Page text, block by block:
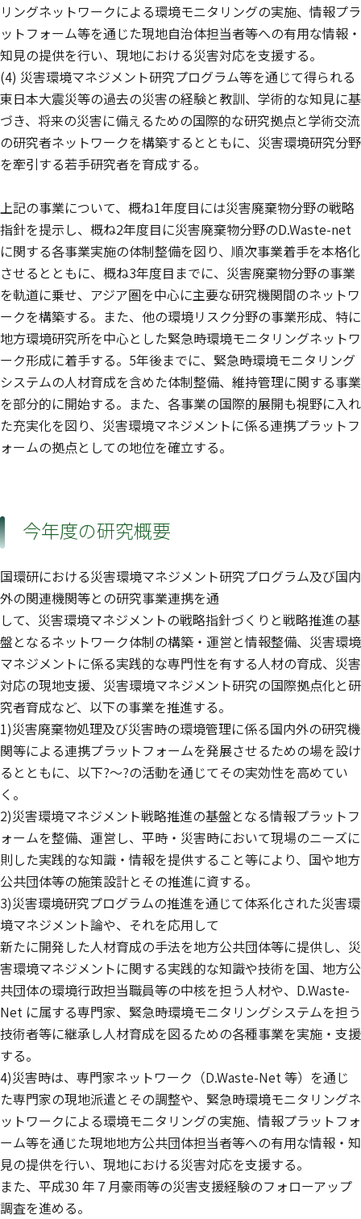
リングネットワークによる環境モニタリングの実施、情報プラ
ットフォーム等を通じた現地自治体担当者等への有用な情報・
知見の提供を行い、現地における災害対応を支援する。
(4) 災害環境マネジメント研究プログラム等を通じて得られる
東日本大震災等の過去の災害の経験と教訓、学術的な知見に基
づき、将来の災害に備えるための国際的な研究拠点と学術交流
の研究者ネットワークを構築するとともに、災害環境研究分野
を牽引する若手研究者を育成する。
上記の事業について、概ね1年度目には災害廃棄物分野の戦略
指針を提示し、概ね2年度目に災害廃棄物分野のD.Waste-net
に関する各事業実施の体制整備を図り、順次事業着手を本格化
させるとともに、概ね3年度目までに、災害廃棄物分野の事業
を軌道に乗せ、アジア圏を中心に主要な研究機関間のネットワ
ークを構築する。また、他の環境リスク分野の事業形成、特に
地方環境研究所を中心とした緊急時環境モニタリングネットワ
ーク形成に着手する。5年後までに、緊急時環境モニタリング
システムの人材育成を含めた体制整備、維持管理に関する事業
を部分的に開始する。また、各事業の国際的展開も視野に入れ
た充実化を図り、災害環境マネジメントに係る連携プラットフ
ォームの拠点としての地位を確立する。
今年度の研究概要
国環研における災害環境マネジメント研究プログラム及び国内
外の関連機関等との研究事業連携を通
して、災害環境マネジメントの戦略指針づくりと戦略推進の基
盤となるネットワーク体制の構築・運営と情報整備、災害環境
マネジメントに係る実践的な専門性を有する人材の育成、災害
対応の現地支援、災害環境マネジメント研究の国際拠点化と研
究者育成など、以下の事業を推進する。
1)災害廃棄物処理及び災害時の環境管理に係る国内外の研究機
関等による連携プラットフォームを発展させるための場を設け
るとともに、以下?〜?の活動を通じてその実効性を高めてい
く。
2)災害環境マネジメント戦略推進の基盤となる情報プラットフ
ォームを整備、運営し、平時・災害時において現場のニーズに
則した実践的な知識・情報を提供すること等により、国や地方
公共団体等の施策設計とその推進に資する。
3)災害環境研究プログラムの推進を通じて体系化された災害環
境マネジメント論や、それを応用して
新たに開発した人材育成の手法を地方公共団体等に提供し、災
害環境マネジメントに関する実践的な知識や技術を国、地方公
共団体の環境行政担当職員等の中核を担う人材や、D.Waste-
Net に属する専門家、緊急時環境モニタリングシステムを担う
技術者等に継承し人材育成を図るための各種事業を実施・支援
する。
4)災害時は、専門家ネットワーク（D.Waste-Net 等）を通じ
た専門家の現地派遣とその調整や、緊急時環境モニタリングネ
ットワークによる環境モニタリングの実施、情報プラットフォ
ーム等を通じた現地地方公共団体担当者等への有用な情報・知
見の提供を行い、現地における災害対応を支援する。
また、平成30 年７月豪雨等の災害支援経験のフォローアップ
調査を進める。